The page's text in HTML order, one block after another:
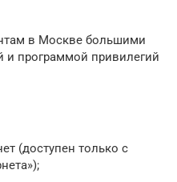
в Москве большими
программой привилегий
(доступен только с